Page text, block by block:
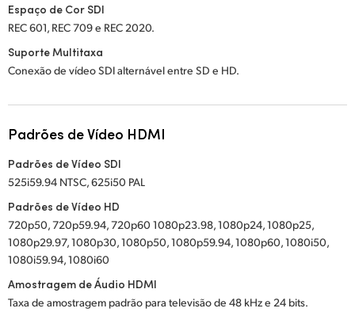
Espaço de Cor SDI
REC 601, REC 709 e REC 2020.
Suporte Multitaxa
Conexão de vídeo SDI alternável entre SD e HD.
Padrões de Vídeo HDMI
Padrões de Vídeo SDI
525i59.94 NTSC, 625i50 PAL
Padrões de Vídeo HD
720p50, 720p59.94, 720p60 1080p23.98, 1080p24, 1080p25,
1080p29.97, 1080p30, 1080p50, 1080p59.94, 1080p60, 1080i50,
1080i59.94, 1080i60
Amostragem de Áudio HDMI
Taxa de amostragem padrão para televisão de 48 kHz e 24 bits.